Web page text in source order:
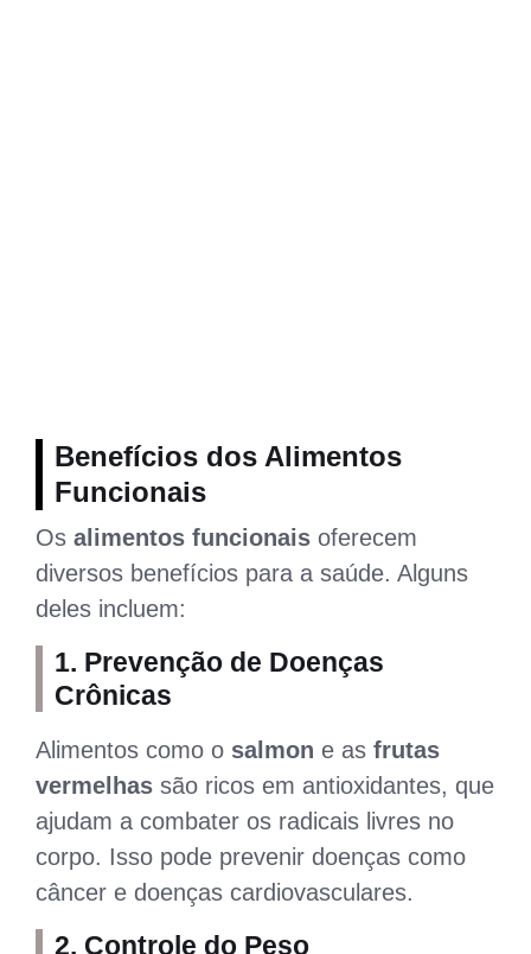
Benefícios dos Alimentos
Funcionais
Os alimentos funcionais oferecem
diversos benefícios para a saúde. Alguns
deles incluem:
1. Prevenção de Doenças
Crônicas
Alimentos como o salmon e as frutas
vermelhas são ricos em antioxidantes, que
ajudam a combater os radicais livres no
corpo. Isso pode prevenir doenças como
câncer e doenças cardiovasculares.
2. Controle do Peso